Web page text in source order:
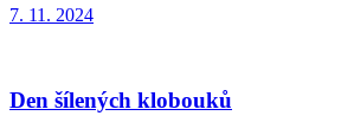
7. 11. 2024
Den šílených klobouků